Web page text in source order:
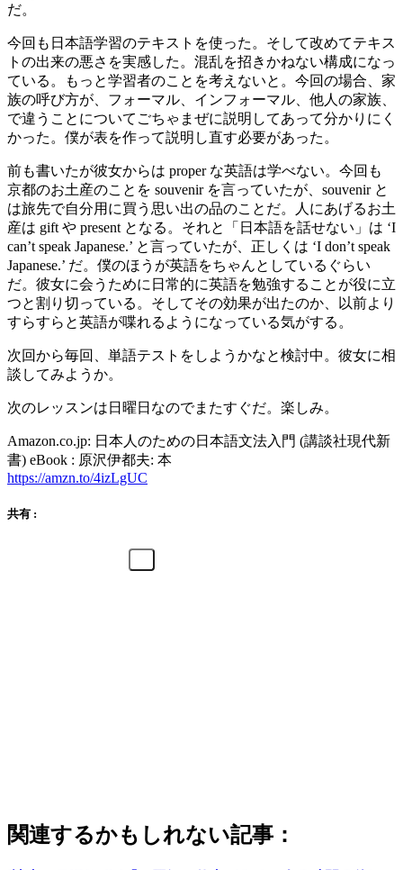
だ。
今回も日本語学習のテキストを使った。そして改めてテキス
トの出来の悪さを実感した。混乱を招きかねない構成になっ
ている。もっと学習者のことを考えないと。今回の場合、家
族の呼び方が、フォーマル、インフォーマル、他人の家族、
で違うことについてごちゃまぜに説明してあって分かりにく
かった。僕が表を作って説明し直す必要があった。
前も書いたが彼女からは proper な英語は学べない。今回も
京都のお土産のことを souvenir を言っていたが、souvenir と
は旅先で自分用に買う思い出の品のことだ。人にあげるお土
産は gift や present となる。それと「日本語を話せない」は ‘I
can’t speak Japanese.’ と言っていたが、正しくは ‘I don’t speak
Japanese.’ だ。僕のほうが英語をちゃんとしているぐらい
だ。彼女に会うために日常的に英語を勉強することが役に立
つと割り切っている。そしてその効果が出たのか、以前より
すらすらと英語が喋れるようになっている気がする。
次回から毎回、単語テストをしようかなと検討中。彼女に相
談してみようか。
次のレッスンは日曜日なのでまたすぐだ。楽しみ。
Amazon.co.jp: 日本人のための日本語文法入門 (講談社現代新
書) eBook : 原沢伊都夫: 本
https://amzn.to/4izLgUC
共有 :
関連するかもしれない記事：